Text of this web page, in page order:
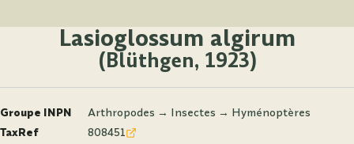
Lasioglossum algirum
(Blüthgen, 1923)
Groupe INPN
Arthropodes → Insectes → Hyménoptères
TaxRef
808451